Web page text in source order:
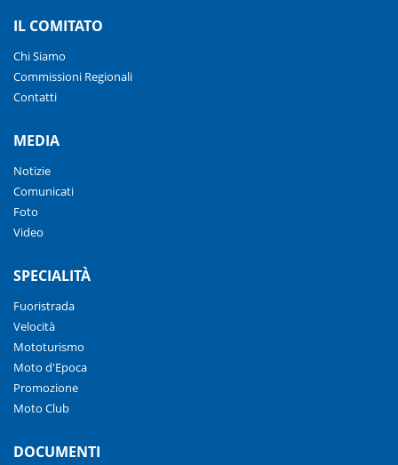
IL COMITATO
Chi Siamo
Commissioni Regionali
Contatti
MEDIA
Notizie
Comunicati
Foto
Video
SPECIALITÀ
Fuoristrada
Velocità
Mototurismo
Moto d'Epoca
Promozione
Moto Club
DOCUMENTI